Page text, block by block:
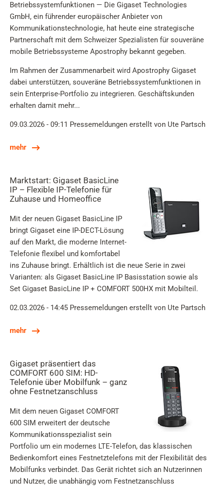
Betriebssystemfunktionen — Die Gigaset Technologies
GmbH, ein führender europäischer Anbieter von
Kommunikationstechnologie, hat heute eine strategische
Partnerschaft mit dem Schweizer Spezialisten für souveräne
mobile Betriebssysteme Apostrophy bekannt gegeben.
Im Rahmen der Zusammenarbeit wird Apostrophy Gigaset
dabei unterstützen, souveräne Betriebssystemfunktionen in
sein Enterprise-Portfolio zu integrieren. Geschäftskunden
erhalten damit mehr...
09.03.2026 - 09:11 Pressemeldungen erstellt von Ute Partsch
mehr
Marktstart: Gigaset BasicLine
IP – Flexible IP-Telefonie für
Zuhause und Homeoffice
Mit der neuen Gigaset BasicLine IP
bringt Gigaset eine IP-DECT-Lösung
auf den Markt, die moderne Internet-
Telefonie flexibel und komfortabel
ins Zuhause bringt. Erhältlich ist die neue Serie in zwei
Varianten: als Gigaset BasicLine IP Basisstation sowie als
Set Gigaset BasicLine IP + COMFORT 500HX mit Mobilteil.
02.03.2026 - 14:45 Pressemeldungen erstellt von Ute Partsch
mehr
Gigaset präsentiert das
COMFORT 600 SIM: HD-
Telefonie über Mobilfunk – ganz
ohne Festnetzanschluss
Mit dem neuen Gigaset COMFORT
600 SIM erweitert der deutsche
Kommunikationsspezialist sein
Portfolio um ein modernes LTE-Telefon, das klassischen
Bedienkomfort eines Festnetztelefons mit der Flexibilität des
Mobilfunks verbindet. Das Gerät richtet sich an Nutzerinnen
und Nutzer, die unabhängig vom Festnetzanschluss